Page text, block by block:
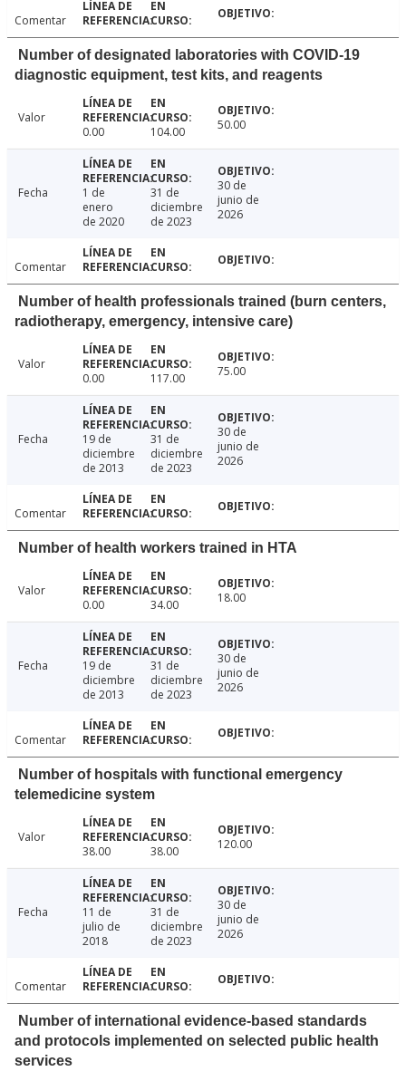
Comentar
Number of designated laboratories with COVID-19
diagnostic equipment, test kits, and reagents
Valor
0.00
104.00 50.00
Fecha
1 de
enero
de 2020
31 de
diciembre
de 2023
30 de
junio de
2026
Comentar
Number of health professionals trained (burn centers,
radiotherapy, emergency, intensive care)
Valor
0.00
117.00 75.00
Fecha
19 de
diciembre
de 2013
31 de
diciembre
de 2023
30 de
junio de
2026
Comentar
Number of health workers trained in HTA
Valor
0.00
34.00 18.00
Fecha
19 de
diciembre
de 2013
31 de
diciembre
de 2023
30 de
junio de
2026
Comentar
Number of hospitals with functional emergency
telemedicine system
Valor
38.00
38.00 120.00
Fecha
11 de
julio de
2018
31 de
diciembre
de 2023
30 de
junio de
2026
Comentar
Number of international evidence-based standards
and protocols implemented on selected public health
services